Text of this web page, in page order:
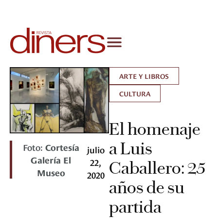
Foto: Cortesía
Galería El
Museo
julio
22,
2020
ARTE Y LIBROS
CULTURA
El homenaje
a Luis
Caballero: 25
años de su
partida